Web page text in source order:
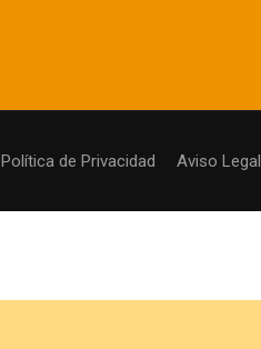
Política de Privacidad Aviso Legal